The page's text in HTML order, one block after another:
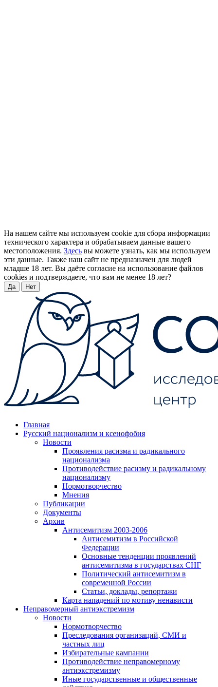
На нашем сайте мы используем cookie для сбора информации
технического характера и обрабатываем данные вашего
местоположения. Здесь вы можете узнать, как мы используем
эти данные. Также наш сайт не предназначен для людей
младше 18 лет. Вы даёте согласие на использование файлов
cookies и подтверждаете, что вам не менее 18 лет?
Да Нет
Главная
Русский национализм и ксенофобия
Новости
Проявления расизма и радикального
национализма
Противодействие расизму и радикальному
национализму
Нормотворчество
Мнения
Публикации
Документы
Архив
Антисемитизм 2003-2006
Антисемитизм в Российской
Федерации
Основные тенденции проявлений
антисемитизма в государствах СНГ
Политический антисемитизм в
современной России
Статьи, доклады, репортажи
Карта нападений по мотиву ненависти
Неправомерный антиэкстремизм
Новости
Нормотворчество
Преследования организаций, СМИ и
частных лиц
Избирательные кампании
Противодействие неправомерному
антиэкстремизму
Иные государственные и общественные